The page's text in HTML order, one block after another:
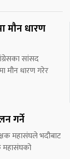
मौन धारण
सांसद
मौन धारण गरेर
गर्ने
महासंघले भदौबाट
महासंघको